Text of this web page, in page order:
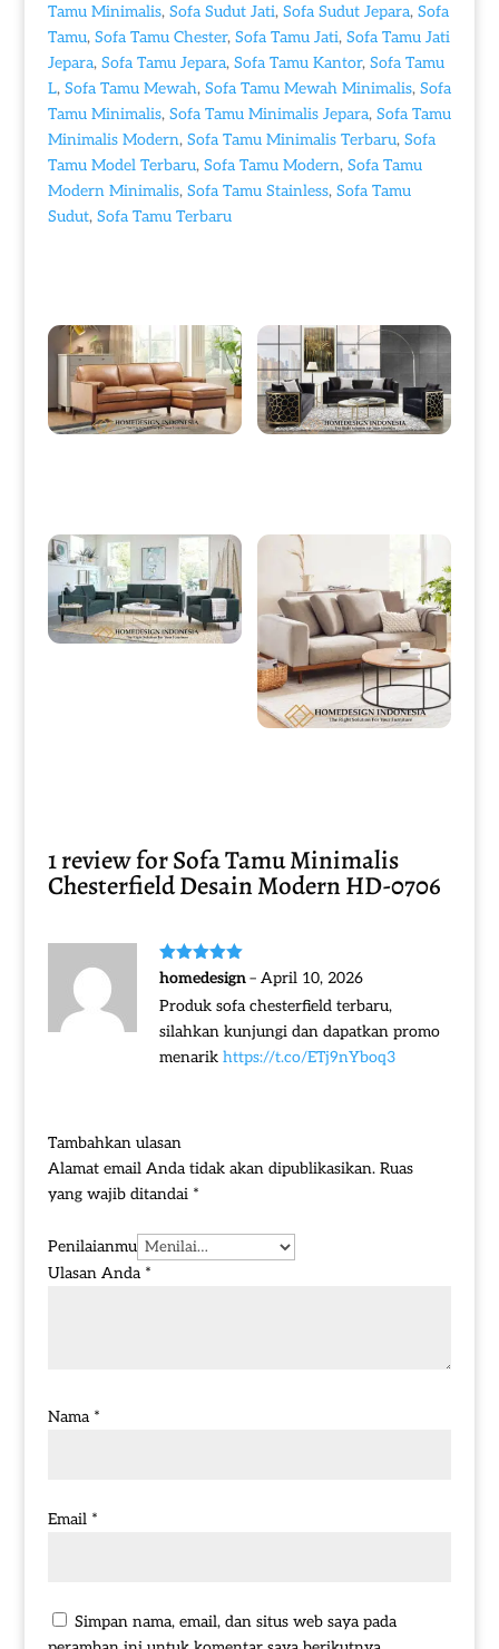
Tamu Minimalis, Sofa Sudut Jati, Sofa Sudut Jepara, Sofa
Tamu, Sofa Tamu Chester, Sofa Tamu Jati, Sofa Tamu Jati
Jepara, Sofa Tamu Jepara, Sofa Tamu Kantor, Sofa Tamu
L, Sofa Tamu Mewah, Sofa Tamu Mewah Minimalis, Sofa
Tamu Minimalis, Sofa Tamu Minimalis Jepara, Sofa Tamu
Minimalis Modern, Sofa Tamu Minimalis Terbaru, Sofa
Tamu Model Terbaru, Sofa Tamu Modern, Sofa Tamu
Modern Minimalis, Sofa Tamu Stainless, Sofa Tamu
Sudut, Sofa Tamu Terbaru
1 review forSofa Tamu Minimalis
Chesterfield Desain Modern HD-0706
Dinilai5
homedesign– April 10, 2026
Produk sofa chesterfield terbaru,
silahkan kunjungi dan dapatkan promo
menarik https://t.co/ETj9nYboq3
Tambahkan ulasan
Alamat email Anda tidak akan dipublikasikan. Ruas
yang wajib ditandai *
Penilaianmu
Ulasan Anda *
Nama *
Email *
Simpan nama, email, dan situs web saya pada